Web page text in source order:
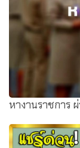
หางานราชการ